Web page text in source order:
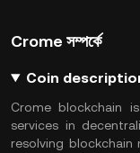
Crome সম্পর্কে
Coin
Crome blockchain
services in
resolving